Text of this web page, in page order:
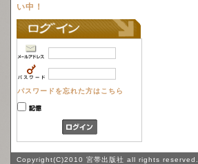
い中！
パスワードを忘れた方はこちら
Copyright(C)2010 宮帯出版社 all rights reserved.